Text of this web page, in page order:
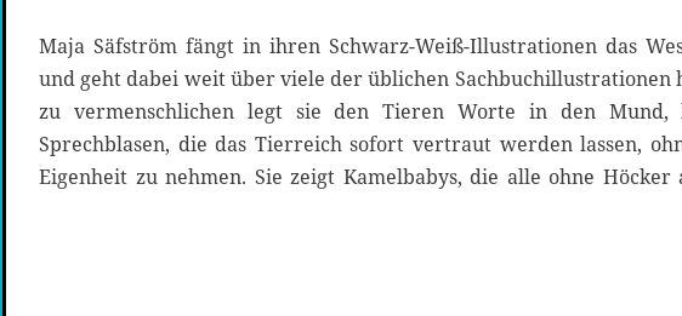
Maja Säfström fängt in ihren Schwarz-Weiß-Illustrationen das
und geht dabei weit über viele der üblichen Sachbuchillustrationen
zu vermenschlichen legt sie den Tieren Worte in den
Sprechblasen, die das Tierreich sofort vertraut werden lassen,
Eigenheit zu nehmen. Sie zeigt Kamelbabys, die alle ohne